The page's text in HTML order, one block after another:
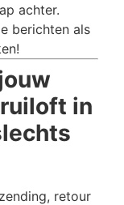
achter.
berichten als
in
retour